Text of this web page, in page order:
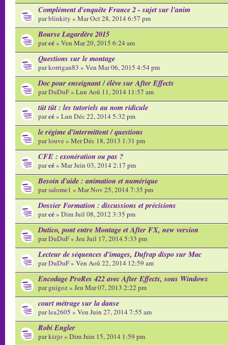
Complément d'enquête France 2 - sujet sur l'anim
parblinkity » Mar Oct 28, 2014 6:57 pm
Bourse Lagardère 2015
parcé» Ven Mar 20, 2015 6:24 am
Questions sur le montage
parkorrigan83 » Ven Mar 06, 2015 4:54 pm
Doc pour enseignant / élève sur After Effects
parDuDuF» Lun Aoû 11, 2014 11:57 am
tüt tüt : les tutoriels au nom ridicule
parcé» Lun Déc 22, 2014 5:32 pm
le régime d'intermittent / questions
parlouve» Mer Déc 18, 2013 1:31 pm
CFE : exonération ou pas ?
parcé» Mar Juin 03, 2014 2:17 pm
Besoin d'aide : animation et numérique
parsalome1 » Mar Nov 25, 2014 7:35 pm
Dossier Formation : discussions et précisions
parcé» Dim Juil 08, 2012 3:35 pm
Dutico, pont entre Montage et After FX, new version
parDuDuF» Jeu Juil 17, 2014 5:33 pm
Lecteur de séquences d'images, Dufrap dispo sur Mac
parDuDuF» Ven Aoû 22, 2014 12:59 am
Encodage ProRes 422 avec After Effects, sous Windows
parguigoz» Jeu Mar 07, 2013 2:22 pm
court métrage sur la danse
parlea2605 » Ven Juin 27, 2014 7:55 am
Robi Engler
parkizjo» Dim Juin 15, 2014 1:59 pm